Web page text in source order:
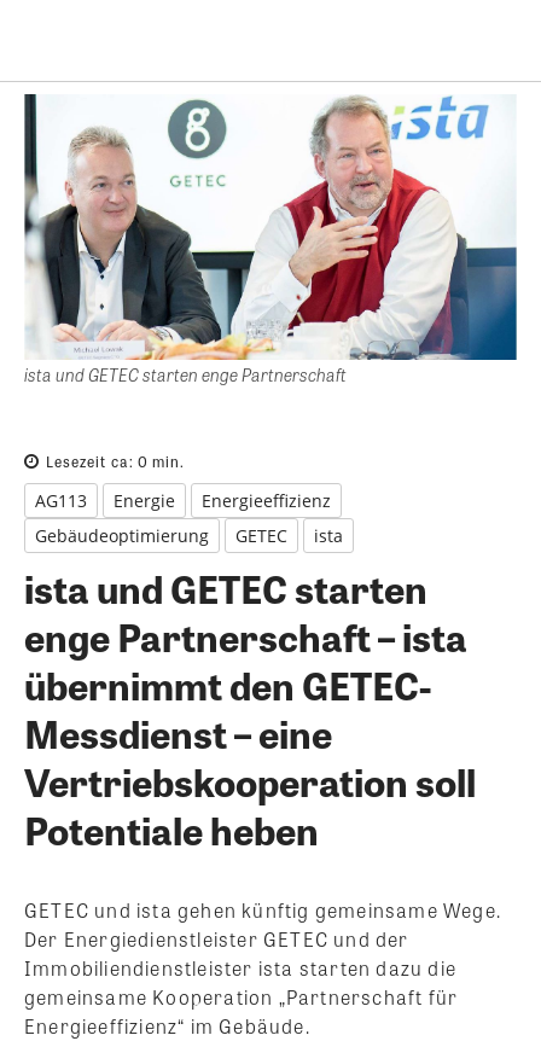
ista und GETEC starten enge Partnerschaft
Lesezeit ca: 0 min.
AG113 Energie
Energieeffizienz
Gebäudeoptimierung
GETEC ista
ista und GETEC starten
enge Partnerschaft – ista
übernimmt den GETEC-
Messdienst – eine
Vertriebskooperation soll
Potentiale heben
GETEC und ista gehen künftig gemeinsame Wege.
Der Energiedienstleister GETEC und der
Immobiliendienstleister ista starten dazu die
gemeinsame Kooperation „Partnerschaft für
Energieeffizienz“ im Gebäude.